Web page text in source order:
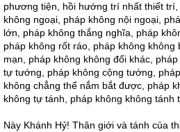
phương tiện, hồi hướng trí nhất thiết
không ngoại, pháp không nội ngoại,
lớn, pháp không thắng nghĩa, pháp
pháp không rốt ráo, pháp không không
mạn, pháp không không đổi khác,
tự tướng, pháp không cộng tướng,
không chẳng thể nắm bắt được, pháp
không tự tánh, pháp không không tánh
Này Khánh Hỷ! Thân giới và tánh của